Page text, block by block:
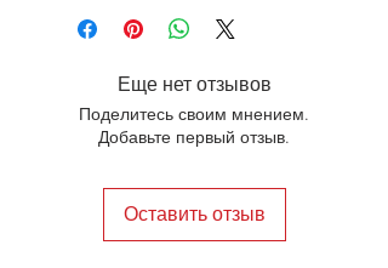
Еще нет отзывов
Поделитесь своим мнением.
Добавьте первый отзыв.
Оставить отзыв